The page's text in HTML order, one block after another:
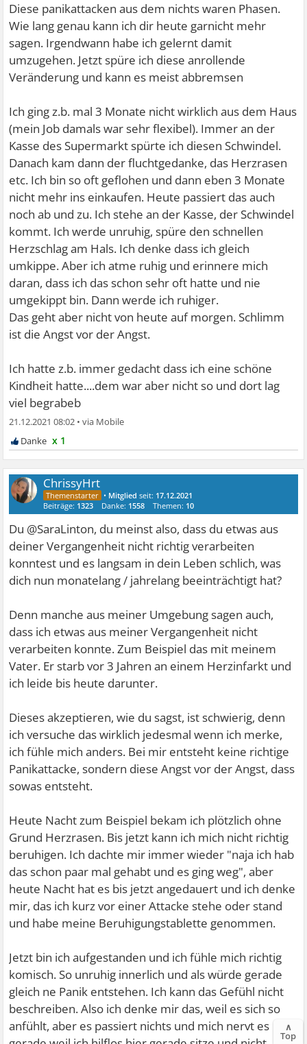
Diese panikattacken aus dem nichts waren Phasen.
Wie lang genau kann ich dir heute garnicht mehr
sagen. Irgendwann habe ich gelernt damit
umzugehen. Jetzt spüre ich diese anrollende
Veränderung und kann es meist abbremsen
Ich ging z.b. mal 3 Monate nicht wirklich aus dem Haus
(mein Job damals war sehr flexibel). Immer an der
Kasse des Supermarkt spürte ich diesen Schwindel.
Danach kam dann der fluchtgedanke, das Herzrasen
etc. Ich bin so oft geflohen und dann eben 3 Monate
nicht mehr ins einkaufen. Heute passiert das auch
noch ab und zu. Ich stehe an der Kasse, der Schwindel
kommt. Ich werde unruhig, spüre den schnellen
Herzschlag am Hals. Ich denke dass ich gleich
umkippe. Aber ich atme ruhig und erinnere mich
daran, dass ich das schon sehr oft hatte und nie
umgekippt bin. Dann werde ich ruhiger.
Das geht aber nicht von heute auf morgen. Schlimm
ist die Angst vor der Angst.
Ich hatte z.b. immer gedacht dass ich eine schöne
Kindheit hatte....dem war aber nicht so und dort lag
viel begrabeb
21.12.2021 08:02 •
x 1
ChrissyHrt
• Mitglied seit: 17.12.2021
Beiträge: 1323 Danke: 1558 Themen: 10
Du @SaraLinton, du meinst also, dass du etwas aus
deiner Vergangenheit nicht richtig verarbeiten
konntest und es langsam in dein Leben schlich, was
dich nun monatelang / jahrelang beeinträchtigt hat?
Denn manche aus meiner Umgebung sagen auch,
dass ich etwas aus meiner Vergangenheit nicht
verarbeiten konnte. Zum Beispiel das mit meinem
Vater. Er starb vor 3 Jahren an einem Herzinfarkt und
ich leide bis heute darunter.
Dieses akzeptieren, wie du sagst, ist schwierig, denn
ich versuche das wirklich jedesmal wenn ich merke,
ich fühle mich anders. Bei mir entsteht keine richtige
Panikattacke, sondern diese Angst vor der Angst, dass
sowas entsteht.
Heute Nacht zum Beispiel bekam ich plötzlich ohne
Grund Herzrasen. Bis jetzt kann ich mich nicht richtig
beruhigen. Ich dachte mir immer wieder "naja ich hab
das schon paar mal gehabt und es ging weg", aber
heute Nacht hat es bis jetzt angedauert und ich denke
mir, das ich kurz vor einer Attacke stehe oder stand
und habe meine Beruhigungstablette genommen.
Jetzt bin ich aufgestanden und ich fühle mich richtig
komisch. So unruhig innerlich und als würde gerade
gleich ne Panik entstehen. Ich kann das Gefühl nicht
beschreiben. Also ich denke mir das, weil es sich so
anfühlt, aber es passiert nichts und mich nervt es
∧
Top